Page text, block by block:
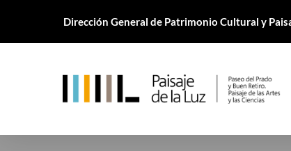
main
Dirección General de Patrimonio Cultural y